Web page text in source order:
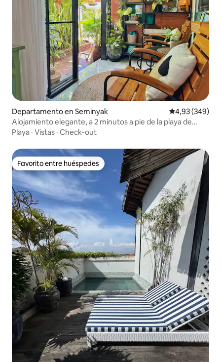
Departamento en Seminyak Calificación
4,93 (349)
Alojamiento elegante, a 2 minutos a pie de la playa de
Kudeta.
Playa · Vistas · Check-out
Favorito entre huéspedes
Favorito entre huéspedes